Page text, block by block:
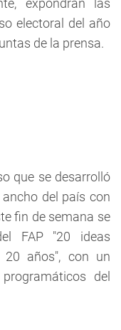
expondrán las
electoral del año
de la prensa.
que se desarrolló
del país con
fin de semana se
FAP "20 ideas
20 años", con un
del